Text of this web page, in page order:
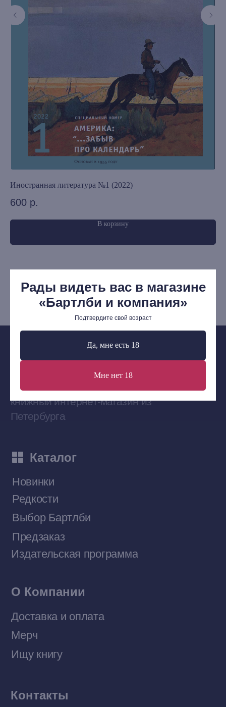
Рады видеть вас в магазине
«Бартлби и компания»
Подтвердите свой возраст
Да, мне есть 18
Мне нет 18
Иностранная литература №1 (2022)
600 р.
В корзину
Контакты
книжный интернет-магазин из
Петербурга
+7 (921) 636-19-84
bartleby.sales@gmail.com
Договор оферты
Каталог
Приобрести книги на Ozon
Мерч
Наши книги на «Авито»
Редкости
Новинки
Издательская программа
Telegram-канал